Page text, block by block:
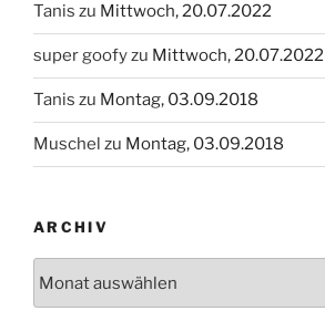
Tanis zu Mittwoch, 20.07.2022
super goofyzu Mittwoch, 20.07.2022
Tanis zu Montag, 03.09.2018
Muschel zu Montag, 03.09.2018
ARCHIV